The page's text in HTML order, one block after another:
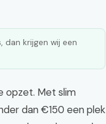
krijgen wij een
opzet. Met slim
dan €150 een plek